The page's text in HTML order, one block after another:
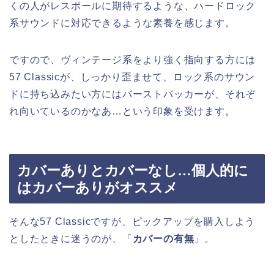
くの人がレスポールに期待するような、ハードロック
系サウンドに対応できるような素養を感じます。
ですので、ヴィンテージ系をより強く指向する方には
57 Classicが、しっかり歪ませて、ロック系のサウン
ドに持ち込みたい方にはバーストバッカーが、それぞ
れ向いているのかなあ…という印象を受けます。
カバーありとカバーなし…個人的に
はカバーありがオススメ
そんな57 Classicですが、ピックアップを購入しよう
としたときに迷うのが、「 カバーの有無 」。